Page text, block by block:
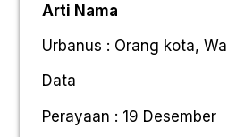
Arti Nama
Urbanus : Orang kota,
Data
Perayaan : 19 Desember